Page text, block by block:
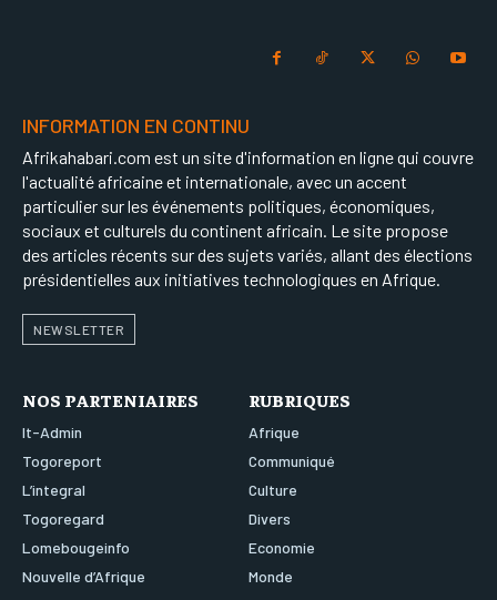
INFORMATION EN CONTINU
Afrikahabari.com est un site d'information en ligne qui couvre
l'actualité africaine et internationale, avec un accent
particulier sur les événements politiques, économiques,
sociaux et culturels du continent africain. Le site propose
des articles récents sur des sujets variés, allant des élections
présidentielles aux initiatives technologiques en Afrique.
NEWSLETTER
NOS PARTENIAIRES
It-Admin
Togoreport
L’integral
Togoregard
Lomebougeinfo
Nouvelle d’Afrique
RUBRIQUES
Afrique
Communiqué
Culture
Divers
Economie
Monde